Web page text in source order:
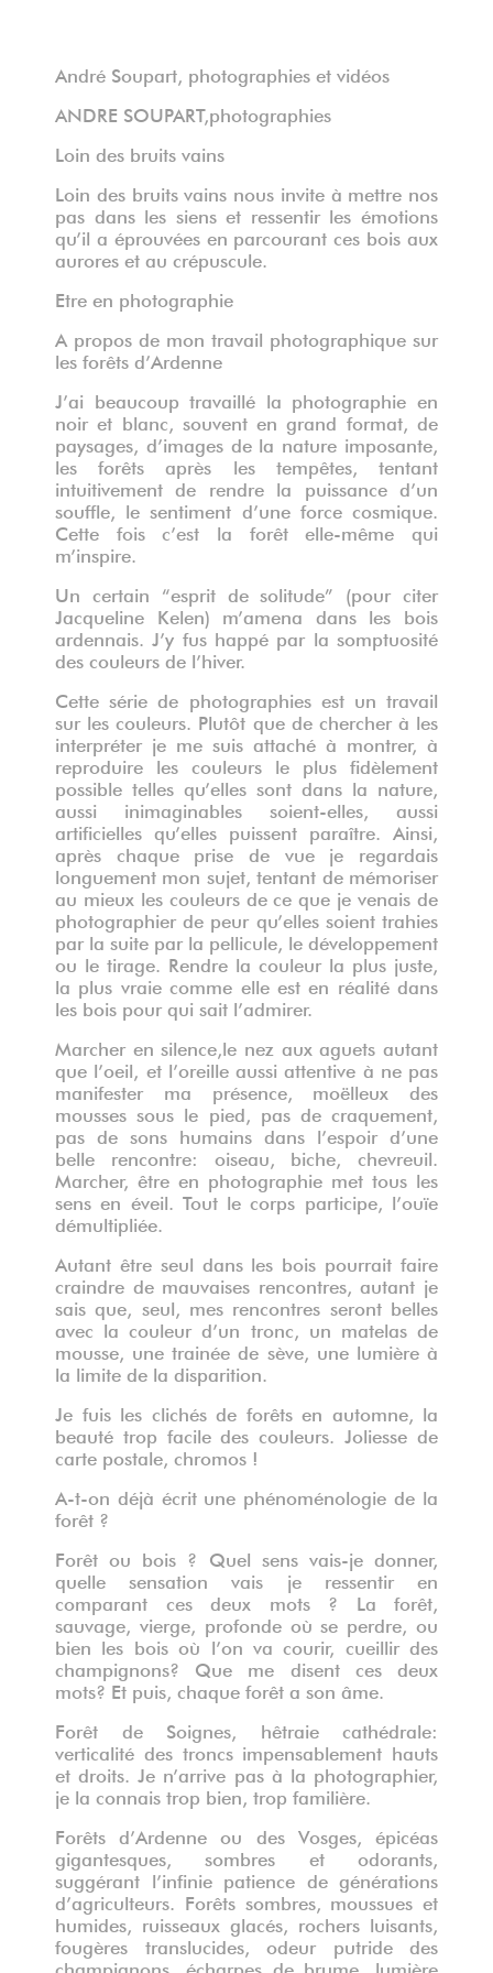
André Soupart, photographies et vidéos
ANDRE SOUPART,photographies
Loin des bruits vains
Loin des bruits vains nous invite à mettre nos
pas dans les siens et ressentir les émotions
qu’il a éprouvées en parcourant ces bois aux
aurores et au crépuscule.
Etre en photographie
A propos de mon travail photographique sur
les forêts d’Ardenne
J’ai beaucoup travaillé la photographie en
noir et blanc, souvent en grand format, de
paysages, d’images de la nature imposante,
les forêts après les tempêtes, tentant
intuitivement de rendre la puissance d’un
souffle, le sentiment d’une force cosmique.
Cette fois c’est la forêt elle-même qui
m’inspire.
Un certain “esprit de solitude” (pour citer
Jacqueline Kelen) m’amena dans les bois
ardennais. J’y fus happé par la somptuosité
des couleurs de l’hiver.
Cette série de photographies est un travail
sur les couleurs. Plutôt que de chercher à les
interpréter je me suis attaché à montrer, à
reproduire les couleurs le plus fidèlement
possible telles qu’elles sont dans la nature,
aussi inimaginables soient-elles, aussi
artificielles qu’elles puissent paraître. Ainsi,
après chaque prise de vue je regardais
longuement mon sujet, tentant de mémoriser
au mieux les couleurs de ce que je venais de
photographier de peur qu’elles soient trahies
par la suite par la pellicule, le développement
ou le tirage. Rendre la couleur la plus juste,
la plus vraie comme elle est en réalité dans
les bois pour qui sait l’admirer.
Marcher en silence,le nez aux aguets autant
que l’oeil, et l’oreille aussi attentive à ne pas
manifester ma présence, moëlleux des
mousses sous le pied, pas de craquement,
pas de sons humains dans l’espoir d’une
belle rencontre: oiseau, biche, chevreuil.
Marcher, être en photographie met tous les
sens en éveil. Tout le corps participe, l’ouïe
démultipliée.
Autant être seul dans les bois pourrait faire
craindre de mauvaises rencontres, autant je
sais que, seul, mes rencontres seront belles
avec la couleur d’un tronc, un matelas de
mousse, une trainée de sève, une lumière à
la limite de la disparition.
Je fuis les clichés de forêts en automne, la
beauté trop facile des couleurs. Joliesse de
carte postale, chromos !
A-t-on déjà écrit une phénoménologie de la
forêt ?
Forêt ou bois ? Quel sens vais-je donner,
quelle sensation vais je ressentir en
comparant ces deux mots ? La forêt,
sauvage, vierge, profonde où se perdre, ou
bien les bois où l’on va courir, cueillir des
champignons? Que me disent ces deux
mots? Et puis, chaque forêt a son âme.
Forêt de Soignes, hêtraie cathédrale:
verticalité des troncs impensablement hauts
et droits. Je n’arrive pas à la photographier,
je la connais trop bien, trop familière.
Forêts d’Ardenne ou des Vosges, épicéas
gigantesques, sombres et odorants,
suggérant l’infinie patience de générations
d’agriculteurs. Forêts sombres, moussues et
humides, ruisseaux glacés, rochers luisants,
fougères translucides, odeur putride des
champignons, écharpes de brume, lumière